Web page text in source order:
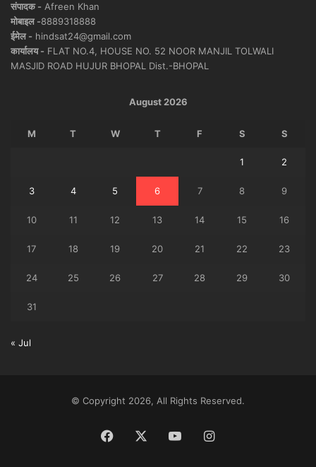
संपादक - Afreen Khan
मोबाइल -8889318888
ईमेल - hindsat24@gmail.com
कार्यालय - FLAT NO.4, HOUSE NO. 52 NOOR MANJIL TOLWALI
MASJID ROAD HUJUR BHOPAL Dist.-BHOPAL
August 2026
M T W T F S S
1 2
3 4 5 6 7 8 9
10 11 12 13 14 15 16
17 18 19 20 21 22 23
24 25 26 27 28 29 30
31
« Jul
© Copyright 2026, All Rights Reserved.
Facebook YouTubeInstagram